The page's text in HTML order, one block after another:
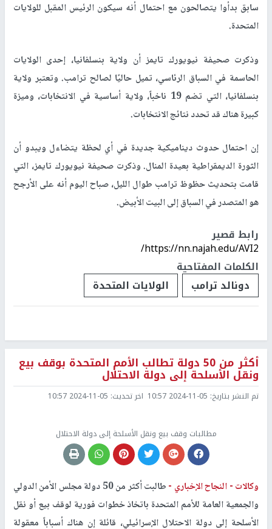
سابق بدأوا يتصالحون مع احتمال أنه سيكون الرئيس المقبل للولايات
المتحدة.
وذكرت صحيفة نيويورك تايمز أن ولاية بنسلفانيا، إحدى الولايات
الحاسمة في السباق الرئاسي، تميل حاليًا لصالح ترامب. وتعتبر ولاية
بنسلفانيا، التي تضم 19 ناخباً، ولاية أساسية في الانتخابات، وميزة
كبيرة هناك قد تحدد نتائج الانتخابات.
إن احتمال حدوث ديناميكية جديدة في أي لحظة يتضاءل ويبدو أن
الثورة الديمقراطية بعيدة المنال. وذكرت صحيفة نيويورك تايمز، التي
قامت بتحديث حظوظ ترامب طوال الليل، صباح اليوم أنه على الأرجح
هو المتصدر في السباق إلى البيت الأبيض.
رابط قصير
https://nn.najah.edu/AVI2/
الكلمات المفتاحية
دونالد ترامب
الولايات المتحدة
أكثر من 50 دولة تطالب الأمم المتحدة بوقف بيع
ونقل الأسلحة إلى دولة الاحتلال
تم النشر بتاريخ: 2024-11-05 10:57 اخر تحديث: 2024-11-05 10:57